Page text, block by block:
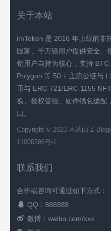
关于本站
imToken 是 2016 年上线的非
国家、千万级用户提供安全、
钥用户自持为核心，支持 BTC
Polygon 等 50 + 主流公链与
币与 ERC-721/ERC-1155
换、授权管控、硬件钱包适配
口。
Copyright © 2023 本站由 Z-
11000396号-1
联系我们
合作或咨询可通过如下方式：
QQ：888888
微博：weibo.com/xxx